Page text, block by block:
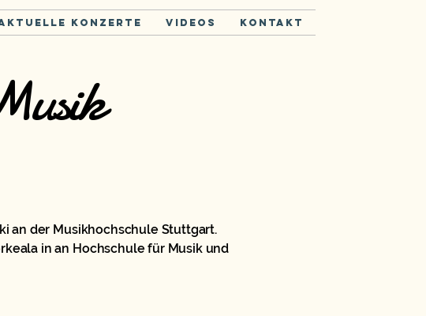
Konzerte Videos Kontakt
an der Musikhochschule Stuttgart.
in an Hochschule für Musik und